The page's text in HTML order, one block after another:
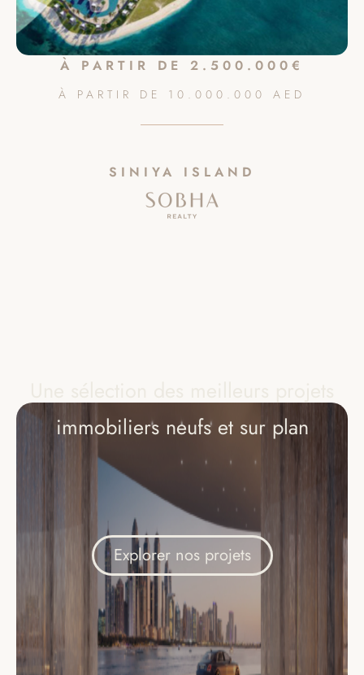
À PARTIR DE 2.500.000€
À PARTIR DE 10.000.000 AED
SINIYA ISLAND
immobiliers neufs et sur plan
Explorer nos projets